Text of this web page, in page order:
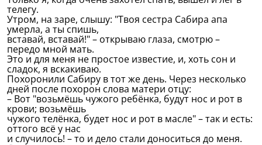
телегу.
Утром, на заре, слышу: "Твоя сестра Сабира апа
умерла, а ты спишь,
вставай, вставай!" – открываю глаза, смотрю –
передо мной мать.
Это и для меня не простое известие, и, хоть сон и
сладок, я вскакиваю.
Похоронили Сабиру в тот же день. Через несколько
дней после похорон слова матери отцу:
– Вот "возьмёшь чужого ребёнка, будут нос и рот в
крови; возьмёшь
чужого телёнка, будет нос и рот в масле" – так и есть:
оттого всё у нас
и случилось! – то и дело стали доноситься до меня.